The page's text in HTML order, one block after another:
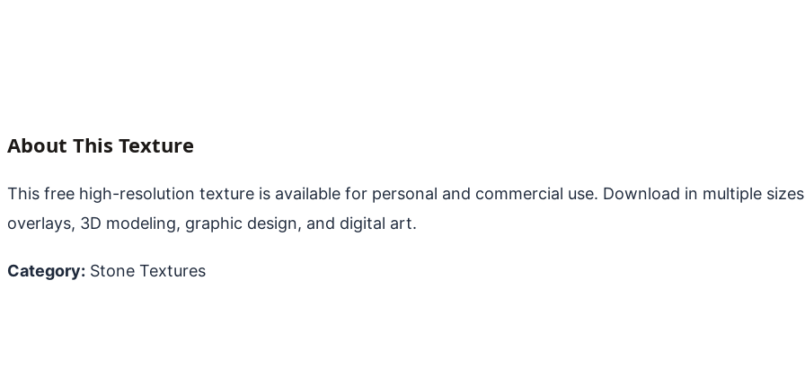
About This Texture
This free high-resolution texture is available for personal and commercial use. Download in multiple
overlays, 3D modeling, graphic design, and digital art.
Category: Stone Textures